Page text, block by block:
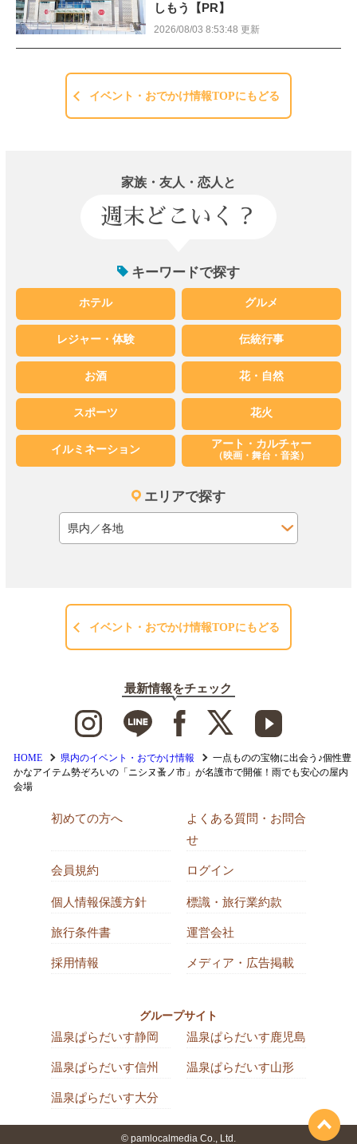
しもう【PR】
2026/08/03 8:53:48 更新
イベント・おでかけ情報TOPにもどる
家族・友人・恋人と
週末どこいく？
キーワードで探す
ホテル グルメ
レジャー・体験 伝統行事
お酒 花・自然
スポーツ 花火
イルミネーション アート・カルチャー
（映画・舞台・音楽）
エリアで探す
イベント・おでかけ情報TOPにもどる
最新情報をチェック
HOME 県内のイベント・おでかけ情報
一点ものの宝物に出会う♪個性豊
かなアイテム勢ぞろいの「ニシヌ蚤ノ市」が名護市で開催！雨でも安心の屋内
会場
初めての方へ
よくある質問・お問合
せ
会員規約 ログイン
個人情報保護方針 標識・旅行業約款
旅行条件書 運営会社
採用情報 メディア・広告掲載
グループサイト
温泉ぱらだいす静岡 温泉ぱらだいす鹿児島
温泉ぱらだいす信州 温泉ぱらだいす山形
温泉ぱらだいす大分
© pamlocalmedia Co., Ltd.